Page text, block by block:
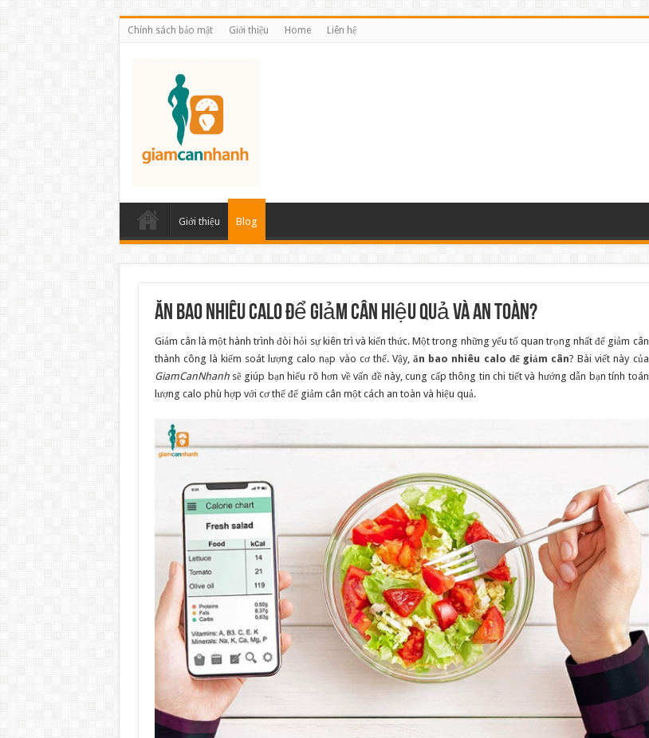
Chính sách bảo mật Giới thiệu Home Liên hệ
Giới thiệu Blog
Ăn Bao Nhiêu Calo Để Giảm Cân Hiệu Quả và An Toàn?
Giảm cân là một hành trình đòi hỏi sự kiên trì và kiến thức. Một trong những yếu tố quan trọng nhất để giảm cân
thành công là kiểm soát lượng calo nạp vào cơ thể. Vậy,ăn bao nhiêu calo để giảm cân? Bài viết này của
GiamCanNhanhsẽ giúp bạn hiểu rõ hơn về vấn đề này, cung cấp thông tin chi tiết và hướng dẫn bạn tính toán
lượng calo phù hợp với cơ thể để giảm cân một cách an toàn và hiệu quả.